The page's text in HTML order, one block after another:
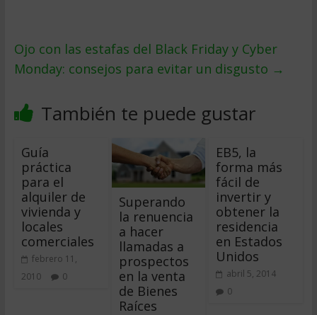
Ojo con las estafas del Black Friday y Cyber
Monday: consejos para evitar un disgusto →
También te puede gustar
Guía
práctica
para el
alquiler de
vivienda y
locales
comerciales
febrero 11,
2010
0
Superando
la renuencia
a hacer
llamadas a
prospectos
en la venta
de Bienes
Raíces
EB5, la
forma más
fácil de
invertir y
obtener la
residencia
en Estados
Unidos
abril 5, 2014
0